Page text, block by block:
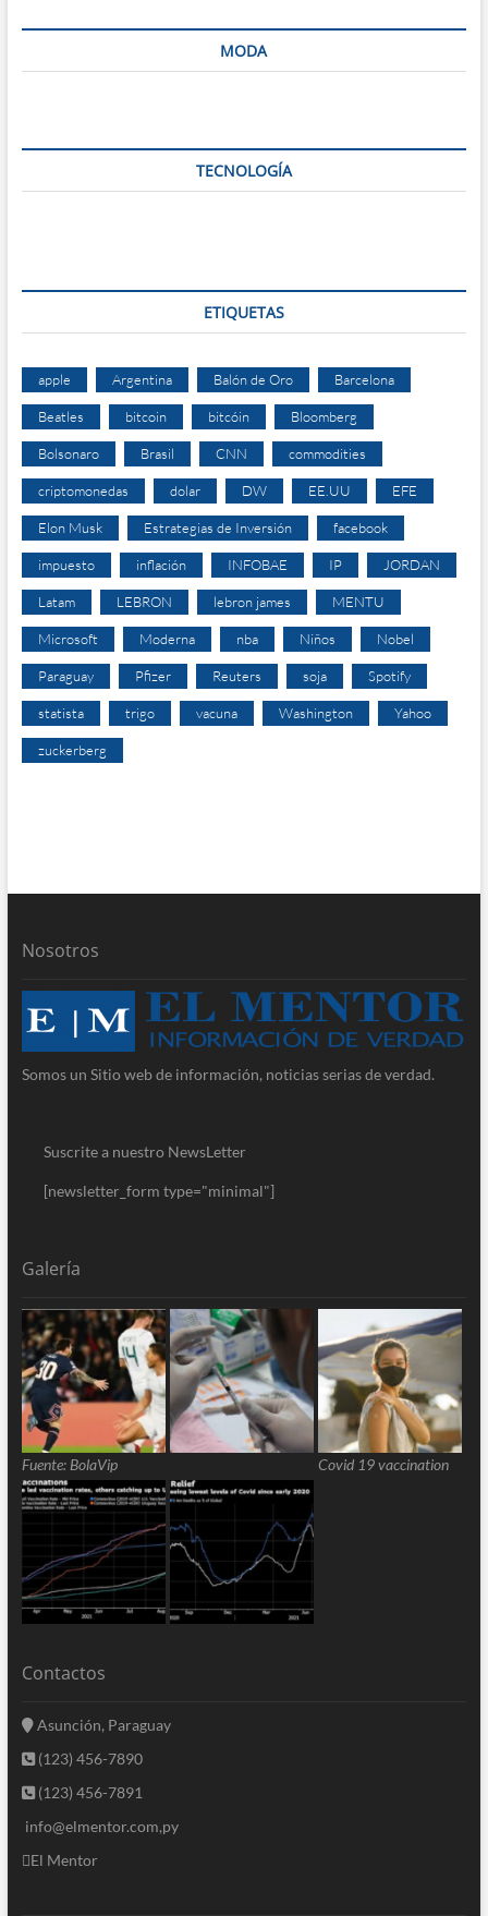
MODA
TECNOLOGÍA
ETIQUETAS
apple Argentina Balón de Oro Barcelona
Beatles bitcoin bitcóin Bloomberg
Bolsonaro Brasil CNN commodities
criptomonedas dolar DW EE.UU EFE
Elon Musk Estrategias de Inversión facebook
impuesto inflación INFOBAE IP JORDAN
Latam LEBRON lebron james MENTU
Microsoft Moderna nba Niños Nobel
Paraguay Pfizer Reuters soja Spotify
statista trigo vacuna Washington Yahoo
zuckerberg
Nosotros
Somos un Sitio web de información, noticias serias de verdad.
Suscrite a nuestro NewsLetter
[newsletter_form type="minimal"]
Galería
Fuente: BolaVip Covid 19 vaccination
Contactos
Asunción, Paraguay
(123) 456-7890
(123) 456-7891
info@elmentor.com,py
El Mentor